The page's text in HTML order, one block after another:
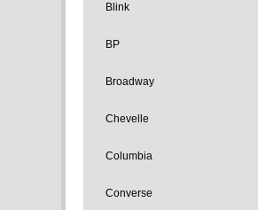
Blink
BP
Broadway
Chevelle
Columbia
Converse